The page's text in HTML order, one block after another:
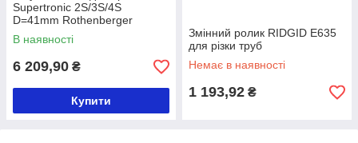
Supertronic 2S/3S/4S
D=41mm Rothenberger
В наявності
6 209,90 ₴
Купити
Змінний ролик RIDGID E635
для різки труб
Немає в наявності
1 193,92 ₴